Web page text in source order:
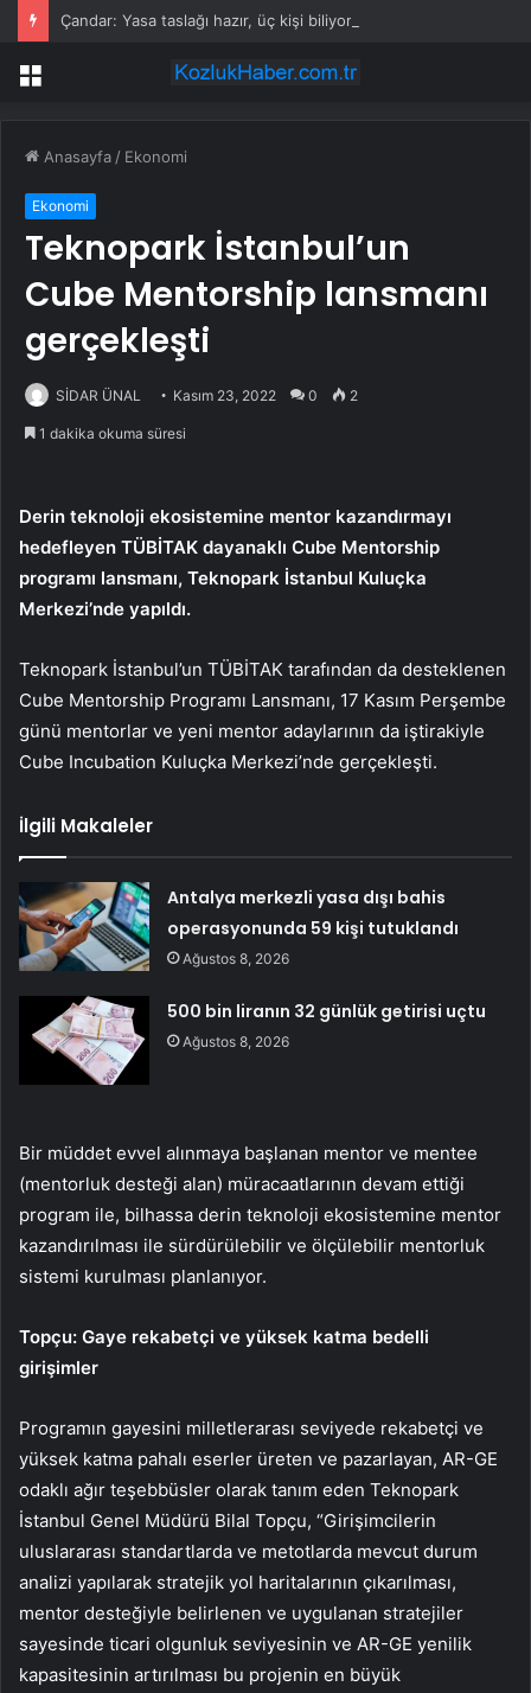
Çandar: Yasa taslağı hazır, üç kişi biliyor
Menü
Anasayfa / Ekonomi
Ekonomi
Teknopark İstanbul’un
Cube Mentorship lansmanı
gerçekleşti
SİDAR ÜNAL Kasım 23, 2022 0 2
1 dakika okuma süresi
Derin teknoloji ekosistemine mentor kazandırmayı
hedefleyen TÜBİTAK dayanaklı Cube Mentorship
programı lansmanı, Teknopark İstanbul Kuluçka
Merkezi’nde yapıldı.
Teknopark İstanbul’un TÜBİTAK tarafından da desteklenen
Cube Mentorship Programı Lansmanı, 17 Kasım Perşembe
günü mentorlar ve yeni mentor adaylarının da iştirakiyle
Cube Incubation Kuluçka Merkezi’nde gerçekleşti.
İlgili Makaleler
Antalya merkezli yasa dışı bahis
operasyonunda 59 kişi tutuklandı
Ağustos 8, 2026
500 bin liranın 32 günlük getirisi uçtu
Ağustos 8, 2026
Bir müddet evvel alınmaya başlanan mentor ve mentee
(mentorluk desteği alan) müracaatlarının devam ettiği
program ile, bilhassa derin teknoloji ekosistemine mentor
kazandırılması ile sürdürülebilir ve ölçülebilir mentorluk
sistemi kurulması planlanıyor.
Topçu: Gaye rekabetçi ve yüksek katma bedelli
girişimler
Programın gayesini milletlerarası seviyede rekabetçi ve
yüksek katma pahalı eserler üreten ve pazarlayan, AR-GE
odaklı ağır teşebbüsler olarak tanım eden Teknopark
İstanbul Genel Müdürü Bilal Topçu, “Girişimcilerin
uluslararası standartlarda ve metotlarda mevcut durum
analizi yapılarak stratejik yol haritalarının çıkarılması,
mentor desteğiyle belirlenen ve uygulanan stratejiler
sayesinde ticari olgunluk seviyesinin ve AR-GE yenilik
kapasitesinin artırılması bu projenin en büyük